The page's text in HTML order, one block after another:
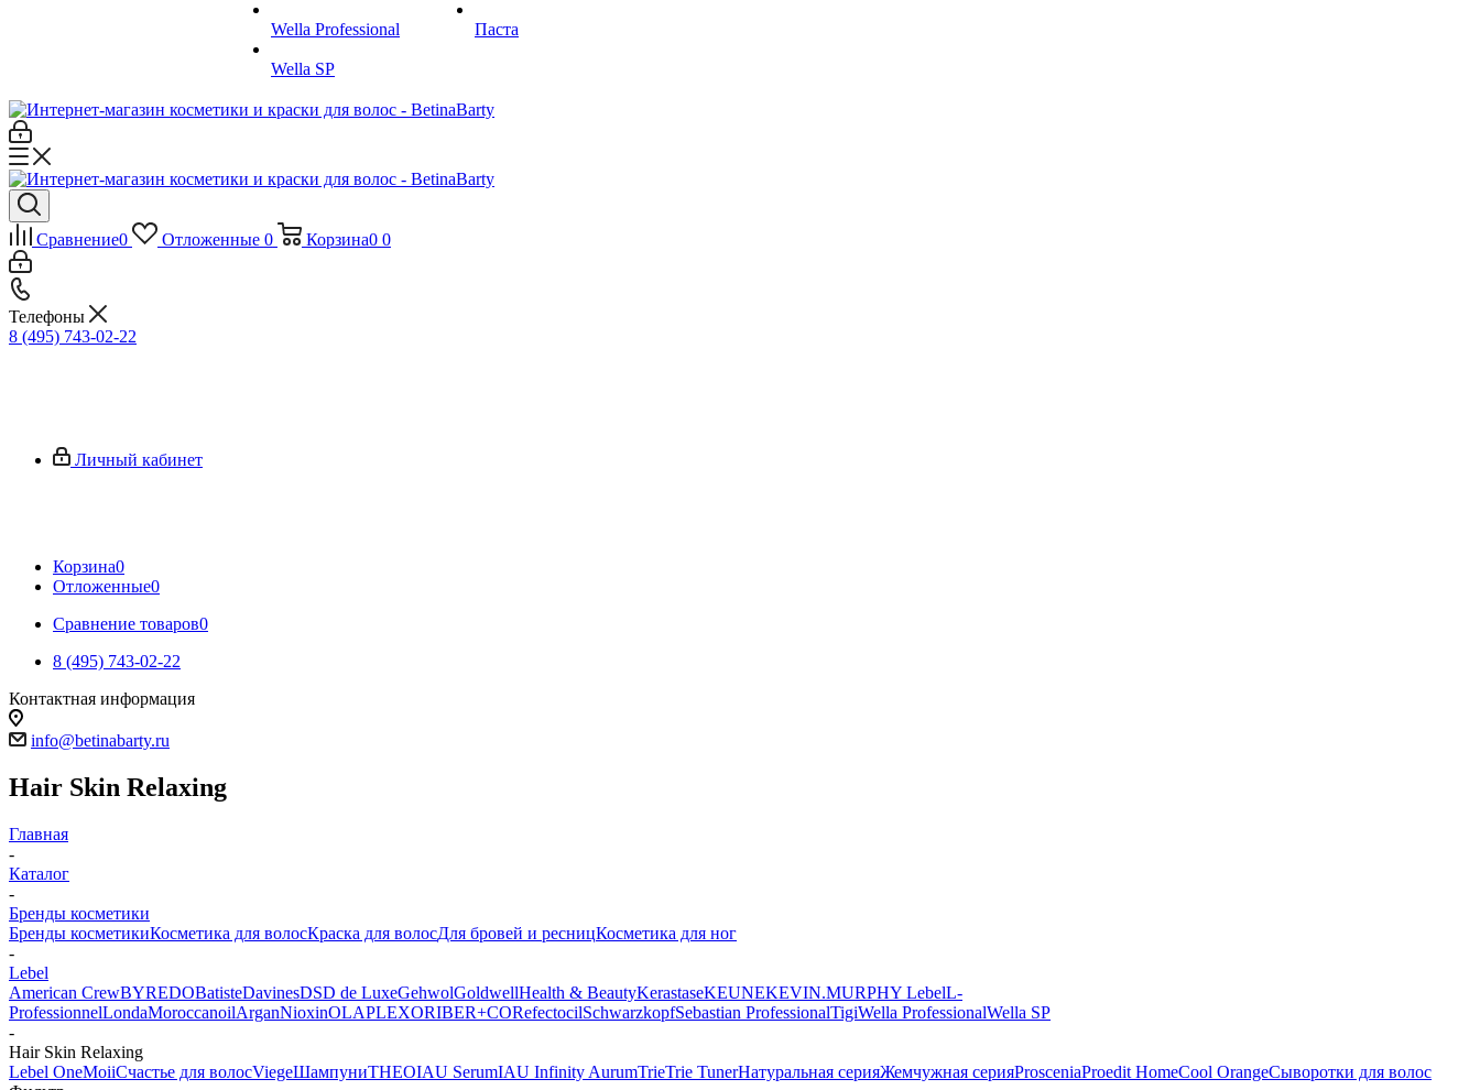
Wella Professional
Wella SP
Паста
Сравнение0 Отложенные 0 Корзина0 0
Телефоны
8 (495) 743-02-22
Личный кабинет
Корзина0
Отложенные0
Сравнение товаров0
8 (495) 743-02-22
Контактная информация
info@betinabarty.ru
Hair Skin Relaxing
Главная
-
Каталог
-
Бренды косметики
Бренды косметикиКосметика для волосКраска для волосДля бровей и ресницКосметика для ног
-
Lebel
American CrewBYREDOBatisteDavinesDSD de LuxeGehwolGoldwellHealth & BeautyKerastaseKEUNEKEVIN.MURPHY LebelL-
ProfessionnelLondaMoroccanoilArganNiохinOLAPLEXORIBER+CORefectocilSchwarzkopfSebastian ProfessionalTigiWella ProfessionalWella SP
-
Hair Skin Relaxing
Lebel OneMoiiСчастье для волосViegeШампуниTHEOIAU SerumIAU Infinity AurumTrieTrie TunerНатуральная серияЖемчужная серияProsceniaProedit HomeCool OrangeCыворотки для волос